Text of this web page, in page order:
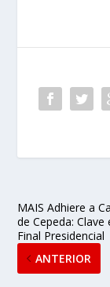
MAIS Adhiere a
de Cepeda: Clave
Final Presidencial
ANTERIOR